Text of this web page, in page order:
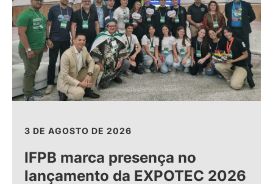
3 DE AGOSTO DE 2026
IFPB marca presença no
lançamento da EXPOTEC 2026